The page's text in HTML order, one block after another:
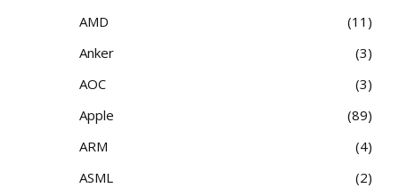
AMD
11
Anker
3
AOC
3
Apple
89
ARM
4
ASML
2